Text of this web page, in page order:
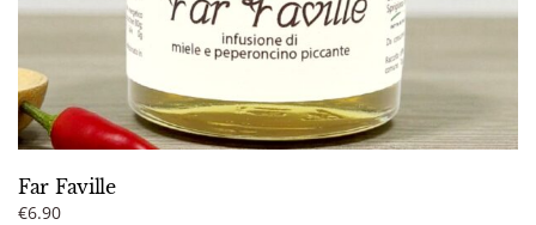
Far Faville
€6.90